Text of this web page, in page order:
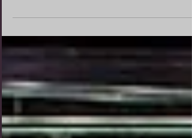
minéraux que l'on peux trouver sur le marché.
article qui a fait le tour du monde !
http://rockmineralvalley.over-blog.com/faux-
mineraux.html Dans cette page nous allons tenter
de vous montrer les faux minéraux que l’on vous
propose sur le marché. Ceci dit il ne faudra pas
être paranoïaque a chaque minéral acheté ou
chaque fois que vous allez dans un magasin. J